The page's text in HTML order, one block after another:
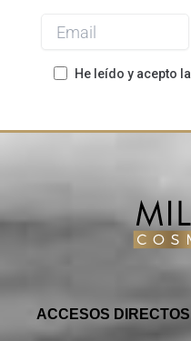
He leído y acepto la
ACCESOS DIRECTOS